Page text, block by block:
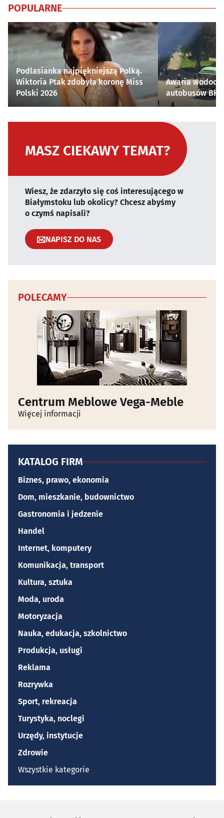
POPULARNE
Podlasianka najpiękniejszą Polką.
Wiktoria Ptak zdobyła koronę Miss
Polski 2026
Awaria
autobusów
MASZ CIEKAWY TEMAT?
Wiesz, że zdarzyło się coś interesującego w
Białymstoku lub okolicy? Chcesz abyśmy
o czymś napisali?
NAPISZ DO NAS
POLECAMY
Centrum Meblowe Vega-Meble
Więcej informacji
KATALOG FIRM
Biznes, prawo, ekonomia
Dom, mieszkanie, budownictwo
Gastronomia i jedzenie
Handel
Internet, komputery
Komunikacja, transport
Kultura, sztuka
Moda, uroda
Motoryzacja
Nauka, edukacja, szkolnictwo
Produkcja, usługi
Reklama
Rozrywka
Sport, rekreacja
Turystyka, noclegi
Urzędy, instytucje
Zdrowie
Wszystkie kategorie